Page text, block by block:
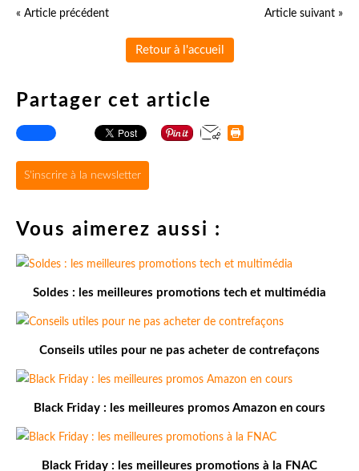
« Article précédent Article suivant »
Retour à l'accueil
Partager cet article
S'inscrire à la newsletter
Vous aimerez aussi :
Soldes : les meilleures promotions tech et multimédia
Conseils utiles pour ne pas acheter de contrefaçons
Black Friday : les meilleures promos Amazon en cours
Black Friday : les meilleures promotions à la FNAC